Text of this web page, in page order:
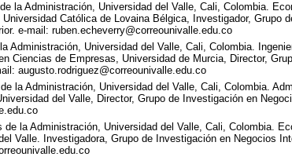
la Administración, Universidad del Valle, Cali, Colombia.
Católica de Lovaina Bélgica, Investigador, Grupo
e-mail: ruben.echeverry@correounivalle.edu.co
Administración, Universidad del Valle, Cali, Colombia.
Ciencias de Empresas, Universidad de Murcia, Director,
augusto.rodriguez@correounivalle.edu.co
la Administración, Universidad del Valle, Cali, Colombia.
del Valle, Director, Grupo de Investigación en
la Administración, Universidad del Valle, Cali, Colombia.
Valle. Investigadora, Grupo de Investigación en Negocios